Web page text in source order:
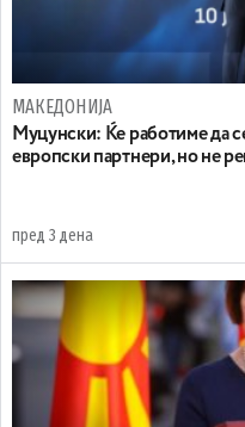
МАКЕДОНИЈА
Муцунски: Ќе работиме да
европски партнери, но не
пред 3 дена